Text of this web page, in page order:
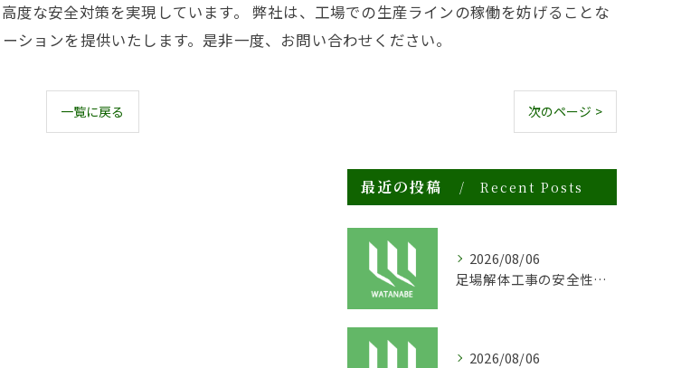
度な安全対策を実現しています。 弊社は、工場での生産ラインの稼働を妨げることな
ョンを提供いたします。是非一度、お問い合わせください。
一覧に戻る 次のページ >
最近の投稿 Recent Posts
2026/08/06
足場解体工事の安全性と効率化のポイント
2026/08/06